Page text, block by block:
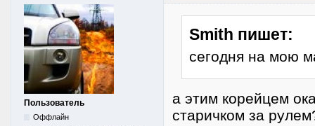
Пользователь
Оффлайн
Smith пишет:
сегодня на мою
а этим корейцем
старичком за